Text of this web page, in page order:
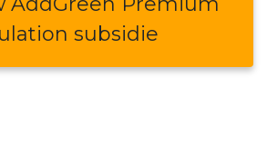
subsidie